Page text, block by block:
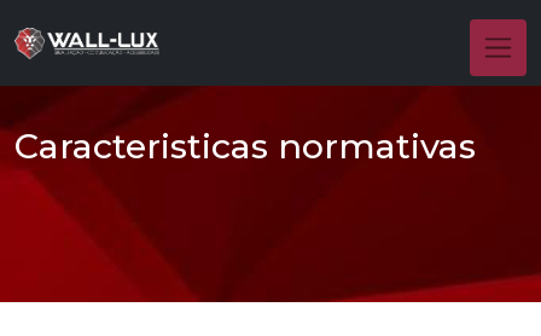
Caracteristicas normativas